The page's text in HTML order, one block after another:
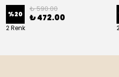
%20
₺ 590.00
₺ 472.00
2 Renk